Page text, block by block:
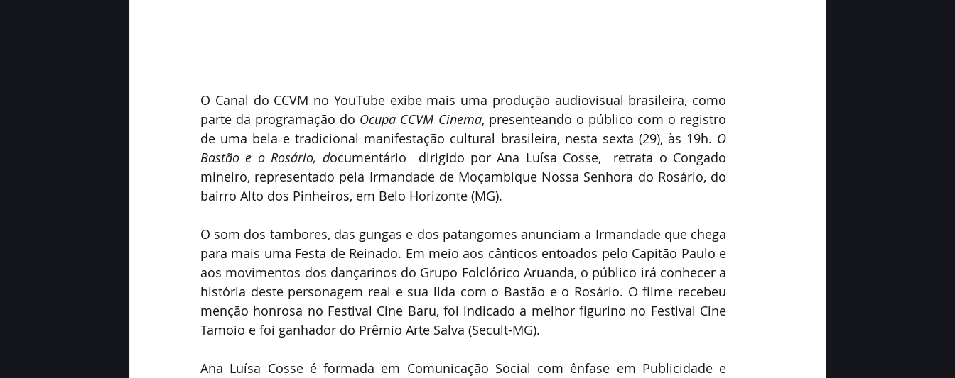
O Canal do CCVM no YouTube exibe mais uma produção audiovisual brasileira, como
parte da programação do Ocupa CCVM Cinema, presenteando o público com o registro
de uma bela e tradicional manifestação cultural brasileira, nesta sexta (29), às 19h. O
Bastão e o Rosário, documentário  dirigido por Ana Luísa Cosse,  retrata o Congado
mineiro, representado pela Irmandade de Moçambique Nossa Senhora do Rosário, do
bairro Alto dos Pinheiros, em Belo Horizonte (MG).
O som dos tambores, das gungas e dos patangomes anunciam a Irmandade que chega
para mais uma Festa de Reinado. Em meio aos cânticos entoados pelo Capitão Paulo e
aos movimentos dos dançarinos do Grupo Folclórico Aruanda, o público irá conhecer a
história deste personagem real e sua lida com o Bastão e o Rosário. O filme recebeu
menção honrosa no Festival Cine Baru, foi indicado a melhor figurino no Festival Cine
Tamoio e foi ganhador do Prêmio Arte Salva (Secult-MG).
Ana Luísa Cosse é formada em Comunicação Social com ênfase em Publicidade e